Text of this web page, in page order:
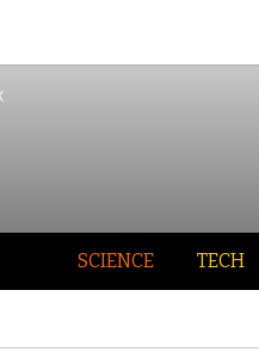
SCIENCE TECH